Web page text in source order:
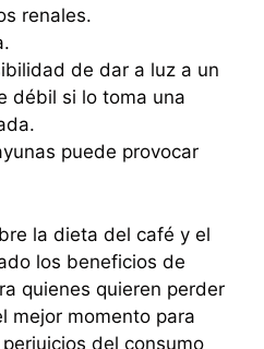
renales.
de dar a luz a un
débil si lo toma una
puede provocar
la dieta del café y el
los beneficios de
quienes quieren perder
mejor momento para
del consumo